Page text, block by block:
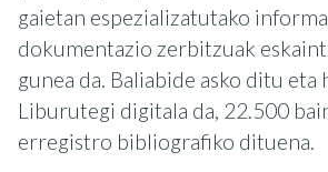
gaietan espezializatutako
dokumentazio zerbitzuak
gunea da. Baliabide asko ditu
Liburutegi digitala da, 22.500
erregistro bibliografiko dituena.